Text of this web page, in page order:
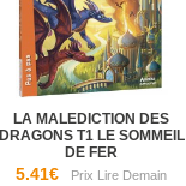
LA MALEDICTION DES
DRAGONS T1 LE SOMMEIL
DE FER
5.41€